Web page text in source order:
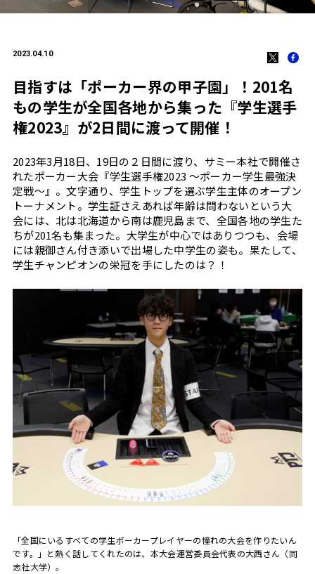
2023.04.10
目指すは「ポーカー界の甲子園」！201名
もの学生が全国各地から集った『学生選手
権2023』が2日間に渡って開催！
2023年3月18日、19日の２日間に渡り、サミー本社で開催さ
れたポーカー大会『学生選手権2023 〜ポーカー学生最強決
定戦〜』。文字通り、学生トップを選ぶ学生主体のオープン
トーナメント。学生証さえあれば年齢は問わないという大
会には、北は北海道から南は鹿児島まで、全国各地の学生た
ちが201名も集まった。大学生が中心ではありつつも、会場
には親御さん付き添いで出場した中学生の姿も。果たして、
学生チャンピオンの栄冠を手にしたのは？！
「全国にいるすべての学生ポーカープレイヤーの憧れの大会を作りたいん
です。」と熱く話してくれたのは、本大会運営委員会代表の大西さん（同
志社大学）。